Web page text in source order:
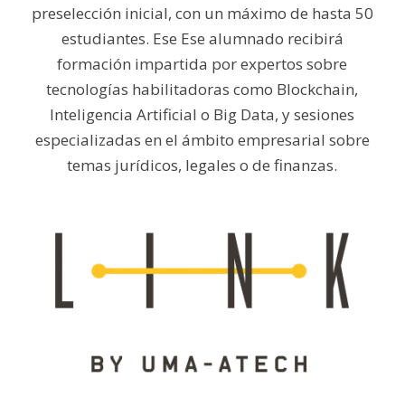
preselección inicial, con un máximo de hasta 50
estudiantes. Ese Ese alumnado recibirá
formación impartida por expertos sobre
tecnologías habilitadoras como Blockchain,
Inteligencia Artificial o Big Data, y sesiones
especializadas en el ámbito empresarial sobre
temas jurídicos, legales o de finanzas.